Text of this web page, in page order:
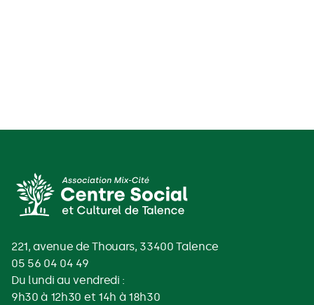
221, avenue de Thouars, 33400 Talence
05 56 04 04 49
Du lundi au vendredi :
9h30 à 12h30 et 14h à 18h30